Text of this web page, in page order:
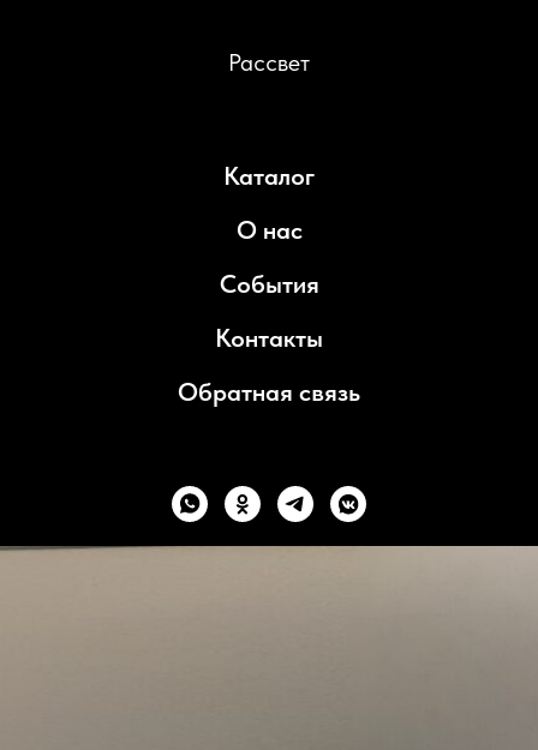
Рассвет
Каталог
О нас
События
Контакты
Обратная связь